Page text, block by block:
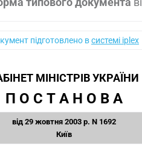
підготовлено всистемі iplex
МІНІСТРІВ УКРАЇНИ
П О С Т А Н О В А
від 29 жовтня 2003 р. N 1692
Київ